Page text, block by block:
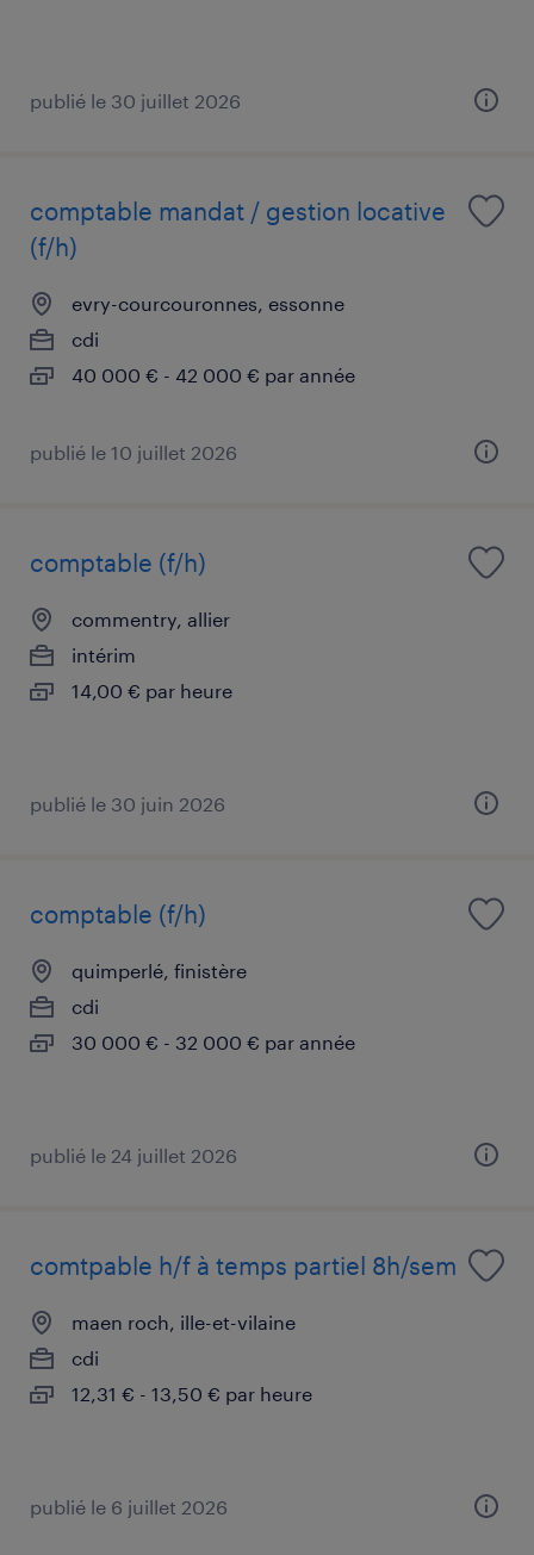
publié le 30 juillet 2026
comptable mandat / gestion locative
(f/h)
evry-courcouronnes, essonne
cdi
40 000 € - 42 000 € par année
publié le 10 juillet 2026
comptable (f/h)
commentry, allier
intérim
14,00 € par heure
publié le 30 juin 2026
comptable (f/h)
quimperlé, finistère
cdi
30 000 € - 32 000 € par année
publié le 24 juillet 2026
comtpable h/f à temps partiel 8h/sem
maen roch, ille-et-vilaine
cdi
12,31 € - 13,50 € par heure
publié le 6 juillet 2026